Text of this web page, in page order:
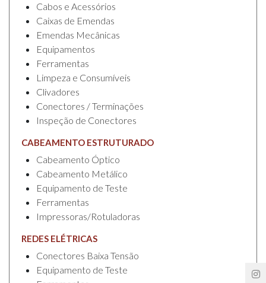
Cabos e Acessórios
Caixas de Emendas
Emendas Mecânicas
Equipamentos
Ferramentas
Limpeza e Consumíveis
Clivadores
Conectores / Terminações
Inspeção de Conectores
CABEAMENTO ESTRUTURADO
Cabeamento Óptico
Cabeamento Metálico
Equipamento de Teste
Ferramentas
Impressoras/Rotuladoras
REDES ELÉTRICAS
Conectores Baixa Tensão
Equipamento de Teste